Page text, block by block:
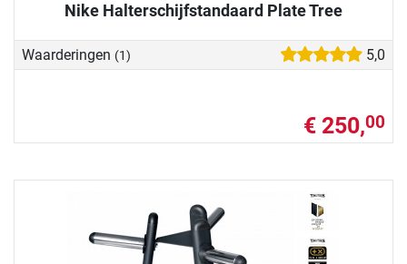
Nike Halterschijfstandaard Plate Tree
Waarderingen (1) 5,0
€ 250,00